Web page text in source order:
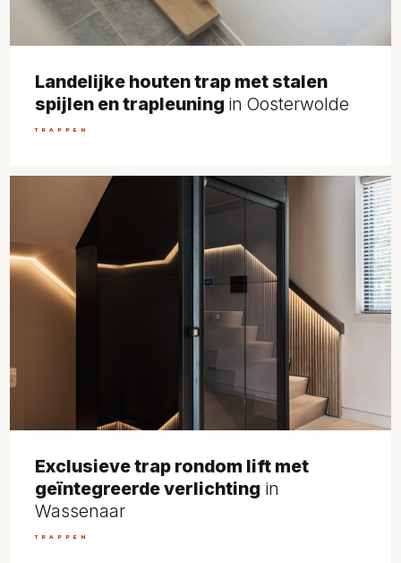
Landelijke houten trap met stalen
spijlen en trapleuning in Oosterwolde
TRAPPEN
Exclusieve trap rondom lift met
geïntegreerde verlichting in
Wassenaar
TRAPPEN